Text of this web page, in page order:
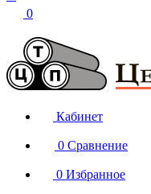
0
Кабинет
0 Сравнение
0 Избранное